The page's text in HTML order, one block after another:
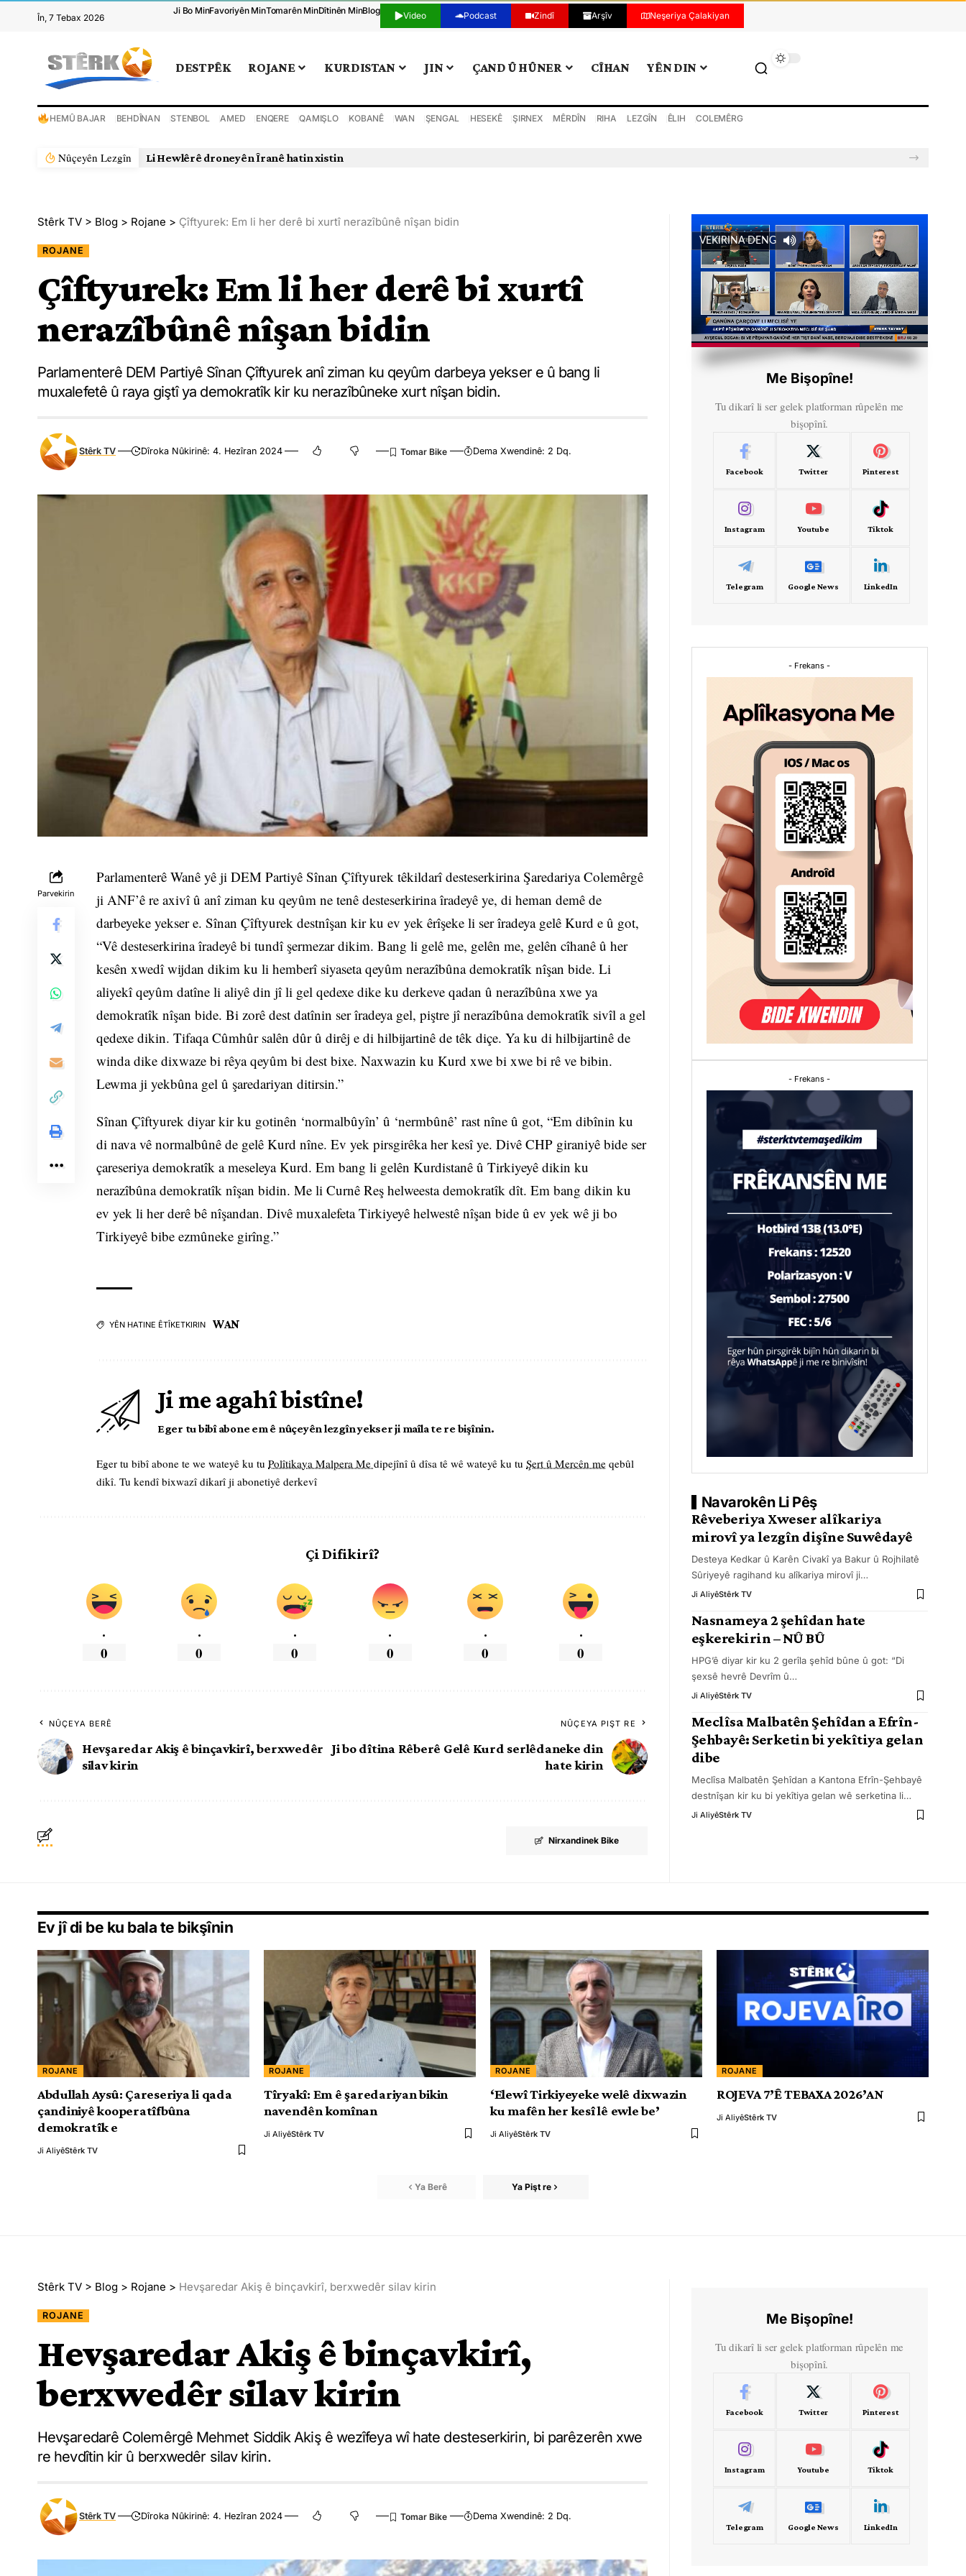
În, 7 Tebax 2026
Ji Bo MinFavoriyên MinTomarên MinDîtinên MinBlog Video Podcast Zindî Arşîv Neşeriya Çalakiyan
DESTPÊK ROJANE KURDISTAN JIN ÇAND Û HÛNER CÎHAN YÊN DIN
HEMÛ BAJAR BEHDÎNAN STENBOL AMED ENQERE QAMIŞLO KOBANÊ WAN ŞENGAL HESEKÊ ŞIRNEX MÊRDÎN RIHA LEZGÎN ÊLIH COLEMÊRG
Nûçeyên Lezgîn Li Hewlêrê droneyên Îranê hatin xistin
Stêrk TV > Blog > Rojane > Çîftyurek: Em li her derê bi xurtî nerazîbûnê nîşan bidin
ROJANE
Çîftyurek: Em li her derê bi xurtî
nerazîbûnê nîşan bidin
Parlamenterê DEM Partiyê Sînan Çîftyurek anî ziman ku qeyûm darbeya yekser e û bang li
muxalefetê û raya giştî ya demokratîk kir ku nerazîbûneke xurt nîşan bidin.
Stêrk TV Dîroka Nûkirinê: 4. Hezîran 2024 Dema Xwendinê: 2 Dq.
Parvekirin
Parlamenterê Wanê yê ji DEM Partiyê Sînan Çîftyurek têkildarî desteserkirina Şaredariya Colemêrgê
ji ANF’ê re axivî û anî ziman ku qeyûm ne tenê desteserkirina îradeyê ye, di heman demê de
darbeyeke yekser e. Sînan Çîftyurek destnîşan kir ku ev yek êrîşeke li ser îradeya gelê Kurd e û got,
“Vê desteserkirina îradeyê bi tundî şermezar dikim. Bang li gelê me, gelên me, gelên cîhanê û her
kesên xwedî wijdan dikim ku li hemberî siyaseta qeyûm nerazîbûna demokratîk nîşan bide. Li
aliyekî qeyûm datîne li aliyê din jî li gel qedexe dike ku derkeve qadan û nerazîbûna xwe ya
demokratîk nîşan bide. Bi zorê dest datînin ser îradeya gel, piştre jî nerazîbûna demokratîk sivîl a gel
qedexe dikin. Tifaqa Cûmhûr salên dûr û dirêj e di hilbijartinê de têk diçe. Ya ku di hilbijartinê de
winda dike dixwaze bi rêya qeyûm bi dest bixe. Naxwazin ku Kurd xwe bi xwe bi rê ve bibin.
Lewma ji yekbûna gel û şaredariyan ditirsin.”
Sînan Çîftyurek diyar kir ku gotinên ‘normalbûyîn’ û ‘nermbûnê’ rast nîne û got, “Em dibînin ku
di nava vê normalbûnê de gelê Kurd nîne. Ev yek pirsgirêka her kesî ye. Divê CHP giraniyê bide ser
çareseriya demokratîk a meseleya Kurd. Em bang li gelên Kurdistanê û Tirkiyeyê dikin ku
nerazîbûna demokratîk nîşan bidin. Me li Curnê Reş helweesta demokratîk dît. Em bang dikin ku
ev yek li her derê bê nîşandan. Divê muxalefeta Tirkiyeyê helwestê nîşan bide û ev yek wê ji bo
Tirkiyeyê bibe ezmûneke girîng.”
YÊN HATINE ÊTÎKETKIRIN WAN
Ji me agahî bistîne!
Eger tu bibî abone em ê nûçeyên lezgîn yekser ji maîla te re bişînin.
Eger tu bibî abone te we wateyê ku tu Polîtikaya Malpera Me dipejînî û dîsa tê wê wateyê ku tu Şert û Mercên me qebûl
dikî. Tu kendî bixwazî dikarî ji abonetiyê derkevî
Çi Difikirî?
.
0
.
0
.
0
.
0
.
0
.
0
NÛÇEYA BERÊ
Hevşaredar Akiş ê binçavkirî, berxwedêr
silav kirin
NÛÇEYA PIŞT RE
Ji bo dîtina Rêberê Gelê Kurd serlêdaneke din
hate kirin
Nirxandinek Bike
VEKIRINA DENG
Me Bişopîne!
Tu dikarî li ser gelek platforman rûpelên me
bişopînî.
Facebook Twitter Pinterest
Instagram Youtube Tiktok
Telegram Google News LinkedIn
- Frekans -
- Frekans -
Navarokên Li Pêş
Rêveberiya Xweser alîkariya
mirovî ya lezgîn dişîne Suwêdayê
Desteya Kedkar û Karên Civakî ya Bakur û Rojhilatê
Sûriyeyê ragihand ku alîkariya mirovî ji…
Ji AliyêStêrk TV
Nasnameya 2 şehîdan hate
eşkerekirin – NÛ BÛ
HPG’ê diyar kir ku 2 gerîla şehîd bûne û got: “Di
şexsê hevrê Devrîm û…
Ji AliyêStêrk TV
Meclîsa Malbatên Şehîdan a Efrîn-
Şehbayê: Serketin bi yekîtiya gelan
dibe
Meclîsa Malbatên Şehîdan a Kantona Efrîn-Şehbayê
destnîşan kir ku bi yekîtiya gelan wê serketina li…
Ji AliyêStêrk TV
Ev jî di be ku bala te bikşînin
ROJANE
Abdullah Aysû: Çareseriya li qada
çandiniyê kooperatîfbûna
demokratîk e
Ji AliyêStêrk TV
ROJANE
Tîryakî: Em ê şaredariyan bikin
navendên komînan
Ji AliyêStêrk TV
ROJANE
‘Elewî Tirkiyeyeke welê dixwazin
ku mafên her kesî lê ewle be’
Ji AliyêStêrk TV
ROJANE
ROJEVA 7’Ê TEBAXA 2026’AN
Ji AliyêStêrk TV
Ya Berê Ya Pişt re
Stêrk TV > Blog > Rojane > Hevşaredar Akiş ê binçavkirî, berxwedêr silav kirin
ROJANE
Hevşaredar Akiş ê binçavkirî,
berxwedêr silav kirin
Hevşaredarê Colemêrgê Mehmet Siddik Akiş ê wezîfeya wî hate desteserkirin, bi parêzerên xwe
re hevdîtin kir û berxwedêr silav kirin.
Stêrk TV Dîroka Nûkirinê: 4. Hezîran 2024 Dema Xwendinê: 2 Dq.
Me Bişopîne!
Tu dikarî li ser gelek platforman rûpelên me
bişopînî.
Facebook Twitter Pinterest
Instagram Youtube Tiktok
Telegram Google News LinkedIn